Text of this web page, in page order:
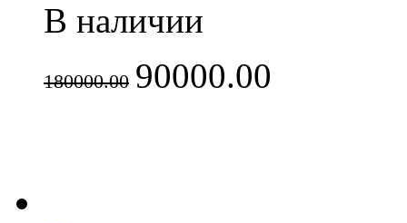
В наличии
180000.00 90000.00